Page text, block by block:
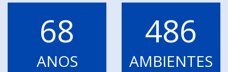
68
ANOS
486
AMBIENTES